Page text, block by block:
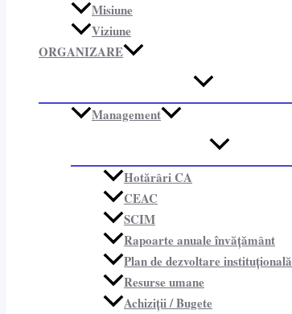
Misiune
Viziune
ORGANIZARE​
Management
Hotărâri CA
CEAC
SCIM
Rapoarte anuale învățământ
Plan de dezvoltare instituțională
Resurse umane
Achiziții / Bugete